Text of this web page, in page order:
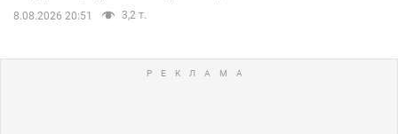
8.08.2026 20:51 3,2 т.